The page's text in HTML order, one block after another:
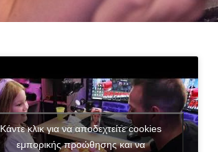
Κάντε κλικ για να αποδεχτείτε cookies
εμπορικής προώθησης και να